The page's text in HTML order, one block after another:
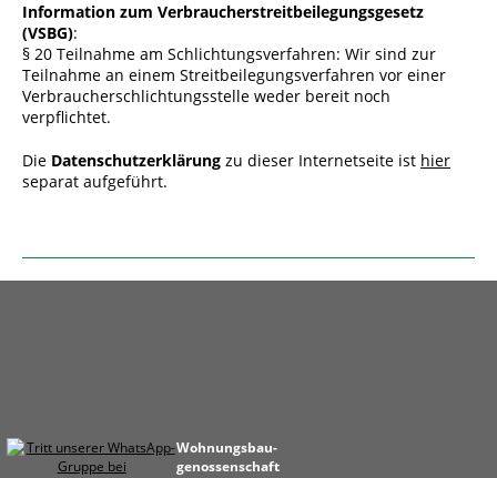
Information zum Verbraucherstreitbeilegungsgesetz
(VSBG):
§ 20 Teilnahme am Schlichtungsverfahren: Wir sind zur
Teilnahme an einem Streitbeilegungsverfahren vor einer
Verbraucherschlichtungsstelle weder bereit noch
verpflichtet.
Die Datenschutzerklärung zu dieser Internetseite ist hier
separat aufgeführt.
Wohnungs­bau­
genossen­schaft